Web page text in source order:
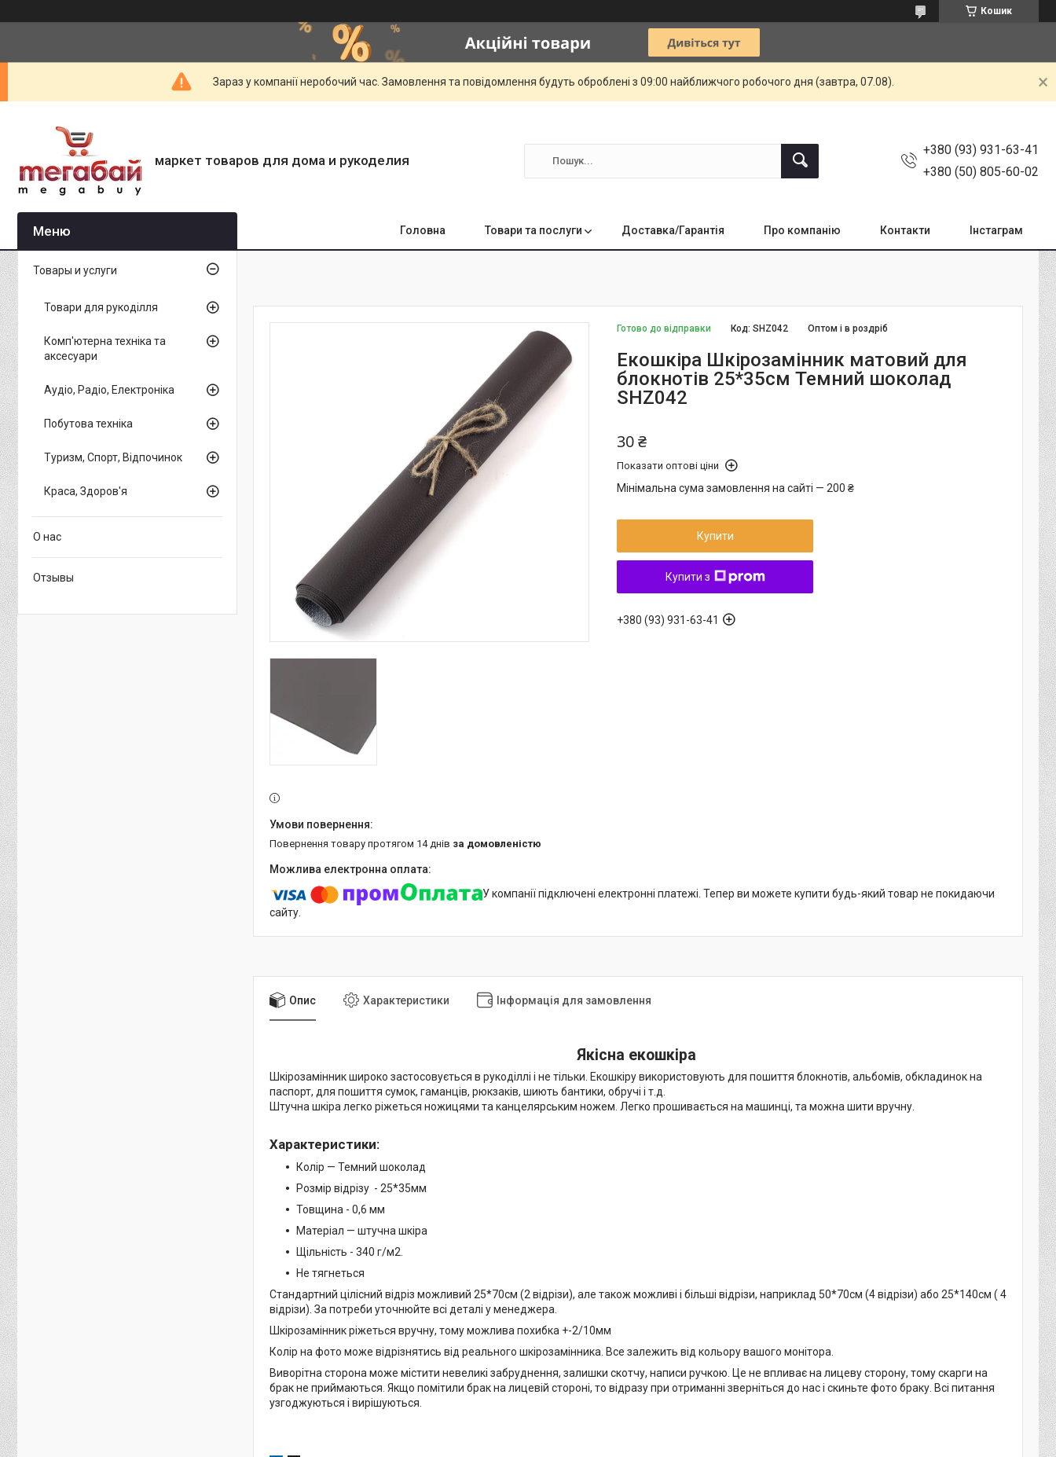
Кошик
Зараз у компанії неробочий час. Замовлення та повідомлення будуть оброблені з 09:00 найближчого робочого дня (завтра, 07.08).
маркет товаров для дома и рукоделия
+380 (93) 931-63-41
+380 (50) 805-60-02
Головна Товари та послуги Доставка/Гарантія Про компанію Контакти Інстаграм
Готово до відправки Оптом і в роздріб
Код:SHZ042
Екошкіра Шкірозамінник матовий для
блокнотів 25*35см Темний шоколад
SHZ042
30 ₴
Показати оптові ціни
Мінімальна сума замовлення на сайті — 200 ₴
Купити
Купити з
+380 (93) 931-63-41
повернення товару протягом 14 днів за домовленістю
У компанії підключені електронні платежі. Тепер ви можете купити будь-який товар не покидаючи
сайту.
Опис Характеристики Інформація для замовлення
Якісна екошкіра
Шкірозамінник широко застосовується в рукоділлі і не тільки. Екошкіру використовують для пошиття блокнотів, альбомів, обкладинок на
паспорт, для пошиття сумок, гаманців, рюкзаків, шиють бантики, обручі і т.д.
Штучна шкіра легко ріжеться ножицями та канцелярським ножем. Легко прошивається на машинці, та можна шити вручну.
Характеристики:
Колір — Темний шоколад
Розмір відрізу - 25*35мм
Товщина - 0,6 мм
Матеріал — штучна шкіра
Щільність - 340 г/м2.
Не тягнеться
Стандартний цілісний відріз можливий 25*70см (2 відрізи), але також можливі і більші відрізи, наприклад 50*70см (4 відрізи) або 25*140см ( 4
відрізи). За потреби уточнюйте всі деталі у менеджера.
Шкірозамінник ріжеться вручну, тому можлива похибка +-2/10мм
Колір на фото може відрізнятись від реального шкірозамінника. Все залежить від кольору вашого монітора.
Виворітна сторона може містити невеликі забруднення, залишки скотчу, написи ручкою. Це не впливає на лицеву сторону, тому скарги на
брак не приймаються. Якщо помітили брак на лицевій стороні, то відразу при отриманні зверніться до нас і скиньте фото браку. Всі питання
узгоджуються і вирішуються.
Товары и услуги
Товари для рукоділля
Комп'ютерна техніка та
аксесуари
Аудіо, Радіо, Електроніка
Побутова техніка
Туризм, Спорт, Відпочинок
Краса, Здоров'я
О нас
Отзывы